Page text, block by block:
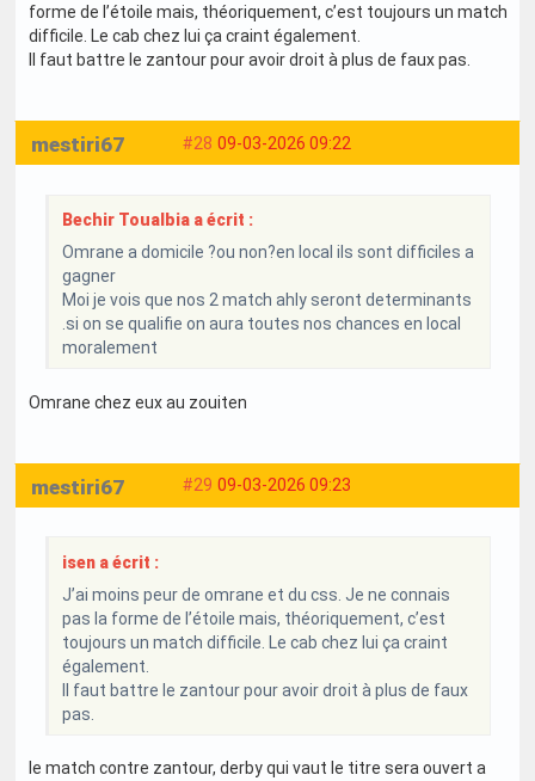
forme de l’étoile mais, théoriquement, c’est toujours un match
difficile. Le cab chez lui ça craint également.
Il faut battre le zantour pour avoir droit à plus de faux pas.
#28 09-03-2026 09:22
mestiri67
Bechir Toualbia a écrit :
Omrane a domicile ?ou non?en local ils sont difficiles a
gagner
Moi je vois que nos 2 match ahly seront determinants
.si on se qualifie on aura toutes nos chances en local
moralement
Omrane chez eux au zouiten
#29 09-03-2026 09:23
mestiri67
isen a écrit :
J’ai moins peur de omrane et du css. Je ne connais
pas la forme de l’étoile mais, théoriquement, c’est
toujours un match difficile. Le cab chez lui ça craint
également.
Il faut battre le zantour pour avoir droit à plus de faux
pas.
le match contre zantour, derby qui vaut le titre sera ouvert a